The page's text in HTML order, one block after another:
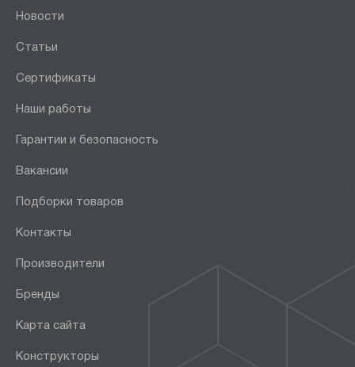
Новости
Статьи
Сертификаты
Наши работы
Гарантии и безопасность
Вакансии
Подборки товаров
Контакты
Производители
Бренды
Карта сайта
Конструкторы